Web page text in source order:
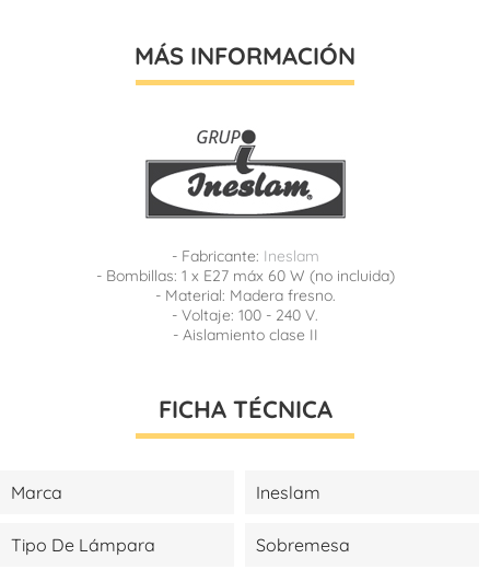
MÁS INFORMACIÓN
- Fabricante: Ineslam
- Bombillas: 1 x E27 máx 60 W (no incluida)
- Material: Madera fresno.
- Voltaje: 100 - 240 V.
- Aislamiento clase II
FICHA TÉCNICA
Marca Ineslam
Tipo De Lámpara Sobremesa